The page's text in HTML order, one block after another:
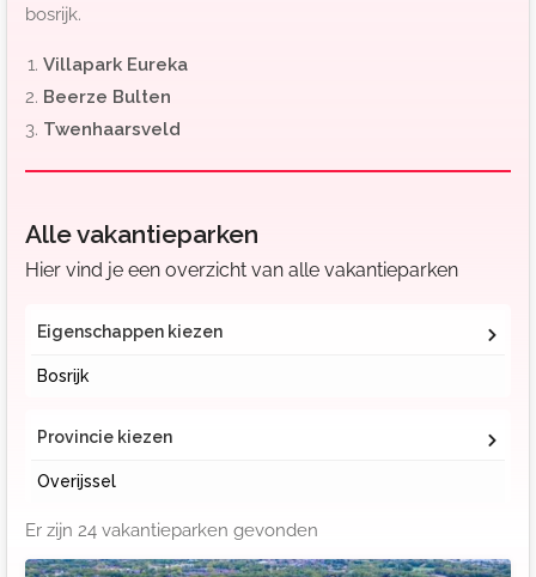
bosrijk.
Villapark Eureka
Beerze Bulten
Twenhaarsveld
Alle vakantieparken
Hier vind je een overzicht van alle vakantieparken
Eigenschappen kiezen
Bosrijk
Provincie kiezen
Overijssel
Er zijn 24 vakantieparken gevonden